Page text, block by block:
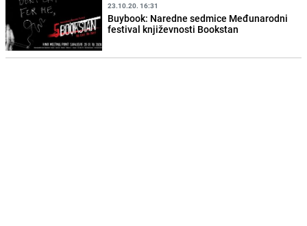
23.10.20. 16:31
Buybook: Naredne sedmice Međunarodni
festival književnosti Bookstan